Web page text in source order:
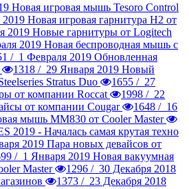
Новая игровая мышь Tesoro Control
2019 Новая игровая гарнитура H2 от
2019 Новые гарнитуры от Logitech
2019 Новая беспроводная мышь с
/ 1 Февраля 2019 Обновленная
1318 / 29 Января 2019 Новый
Stratus Duo
1655 / 27
от компании Roccat 1998 / 22
от компании Cougar 1648 / 16
мышь MM830 от Cooler Master
2019 - Началась самая крутая техно
2019 Пара новых девайсов от
/ 1 Января 2019 Новая вакуумная
Master
1296 / 30 Декабря 2018
1373 / 23 Декабря 2018